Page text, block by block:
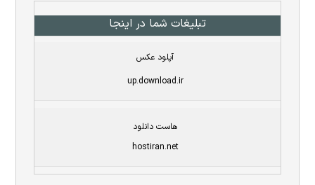
تبلیغات شما در اینجا
آپلود عکس
up.download.ir
هاست دانلود
hostiran.net